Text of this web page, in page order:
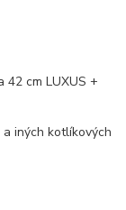
42 cm LUXUS +
iných kotlíkových